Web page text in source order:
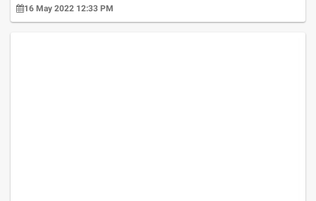
16 May 2022 12:33 PM